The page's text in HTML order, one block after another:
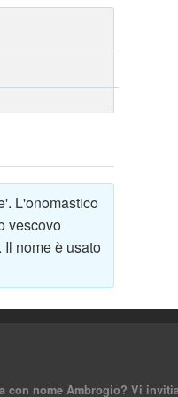
L'onomastico
vescovo
nome è usato
nome Ambrogio? Vi